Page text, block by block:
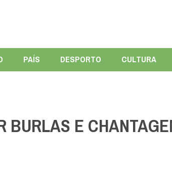
PAÍS DESPORTO CULTURA
BURLAS E